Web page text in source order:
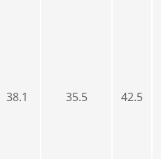
38.1 35.5 42.5